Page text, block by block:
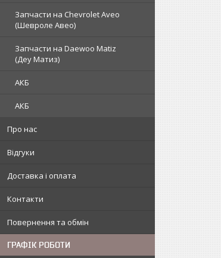
Запчасти на Chevrolet Aveo
(Шевроле Авео)
Запчасти на Daewoo Matiz
(Деу Матиз)
АКБ
АКБ
Про нас
Відгуки
Доставка і оплата
Контакти
Повернення та обмін
ГРАФІК РОБОТИ